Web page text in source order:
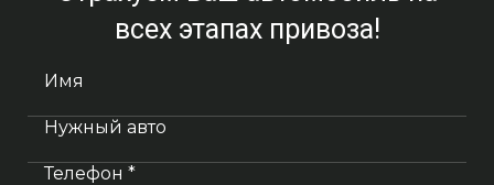
всех этапах привоза!
Имя
Нужный авто
Телефон *